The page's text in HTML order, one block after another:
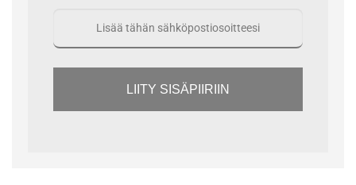
LIITY SISÄPIIRIIN